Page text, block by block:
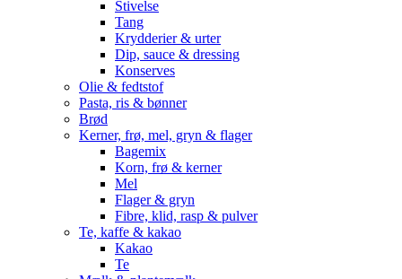
Stivelse
Tang
Krydderier & urter
Dip, sauce & dressing
Konserves
Olie & fedtstof
Pasta, ris & bønner
Brød
Kerner, frø, mel, gryn & flager
Bagemix
Korn, frø & kerner
Mel
Flager & gryn
Fibre, klid, rasp & pulver
Te, kaffe & kakao
Kakao
Te